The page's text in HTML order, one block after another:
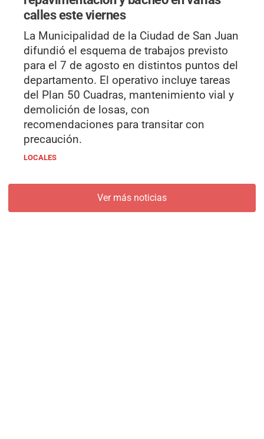
calles este viernes
La Municipalidad de la Ciudad de San Juan
difundió el esquema de trabajos previsto
para el 7 de agosto en distintos puntos del
departamento. El operativo incluye tareas
del Plan 50 Cuadras, mantenimiento vial y
demolición de losas, con
recomendaciones para transitar con
precaución.
LOCALES
Ver más noticias